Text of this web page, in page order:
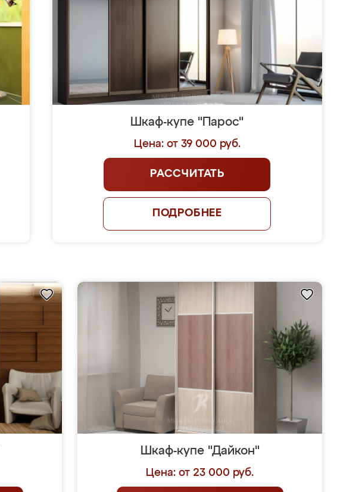
Шкаф-купе "Парос"
Цена: от 39 000 руб.
РАССЧИТАТЬ
ПОДРОБНЕЕ
Шкаф-купе "Дайкон"
Цена: от 23 000 руб.